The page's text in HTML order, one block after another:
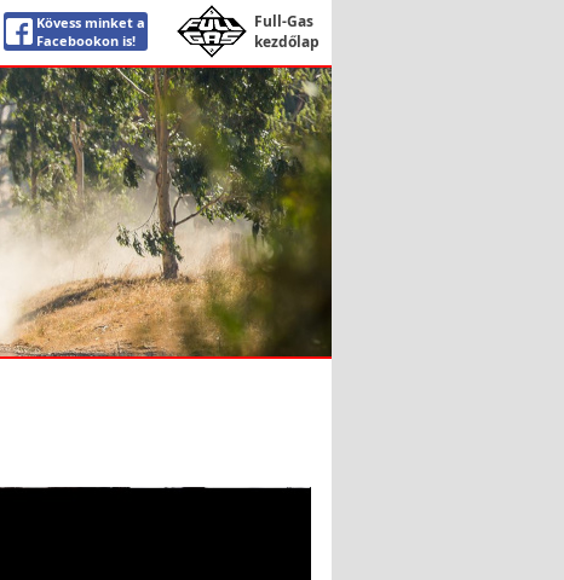
Kövess minket a
Facebookon is!
Full-Gas
kezdőlap